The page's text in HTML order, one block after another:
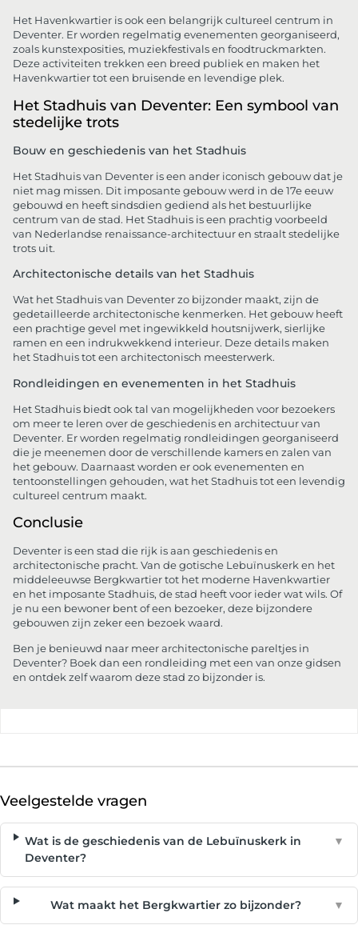
Het Havenkwartier is ook een belangrijk cultureel centrum in
Deventer. Er worden regelmatig evenementen georganiseerd,
zoals kunstexposities, muziekfestivals en foodtruckmarkten.
Deze activiteiten trekken een breed publiek en maken het
Havenkwartier tot een bruisende en levendige plek.
Het Stadhuis van Deventer: Een symbool van
stedelijke trots
Bouw en geschiedenis van het Stadhuis
Het Stadhuis van Deventer is een ander iconisch gebouw dat je
niet mag missen. Dit imposante gebouw werd in de 17e eeuw
gebouwd en heeft sindsdien gediend als het bestuurlijke
centrum van de stad. Het Stadhuis is een prachtig voorbeeld
van Nederlandse renaissance-architectuur en straalt stedelijke
trots uit.
Architectonische details van het Stadhuis
Wat het Stadhuis van Deventer zo bijzonder maakt, zijn de
gedetailleerde architectonische kenmerken. Het gebouw heeft
een prachtige gevel met ingewikkeld houtsnijwerk, sierlijke
ramen en een indrukwekkend interieur. Deze details maken
het Stadhuis tot een architectonisch meesterwerk.
Rondleidingen en evenementen in het Stadhuis
Het Stadhuis biedt ook tal van mogelijkheden voor bezoekers
om meer te leren over de geschiedenis en architectuur van
Deventer. Er worden regelmatig rondleidingen georganiseerd
die je meenemen door de verschillende kamers en zalen van
het gebouw. Daarnaast worden er ook evenementen en
tentoonstellingen gehouden, wat het Stadhuis tot een levendig
cultureel centrum maakt.
Conclusie
Deventer is een stad die rijk is aan geschiedenis en
architectonische pracht. Van de gotische Lebuïnuskerk en het
middeleeuwse Bergkwartier tot het moderne Havenkwartier
en het imposante Stadhuis, de stad heeft voor ieder wat wils. Of
je nu een bewoner bent of een bezoeker, deze bijzondere
gebouwen zijn zeker een bezoek waard.
Ben je benieuwd naar meer architectonische pareltjes in
Deventer? Boek dan een rondleiding met een van onze gidsen
en ontdek zelf waarom deze stad zo bijzonder is.
Veelgestelde vragen
Wat is de geschiedenis van de Lebuïnuskerk in
Deventer?
▼
Wat maakt het Bergkwartier zo bijzonder? ▼